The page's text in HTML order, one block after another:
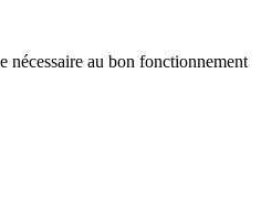
au bon fonctionnement